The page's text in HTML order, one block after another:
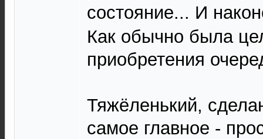
состояние... И
Как обычно была
приобретения
Тяжёленький,
самое главное -